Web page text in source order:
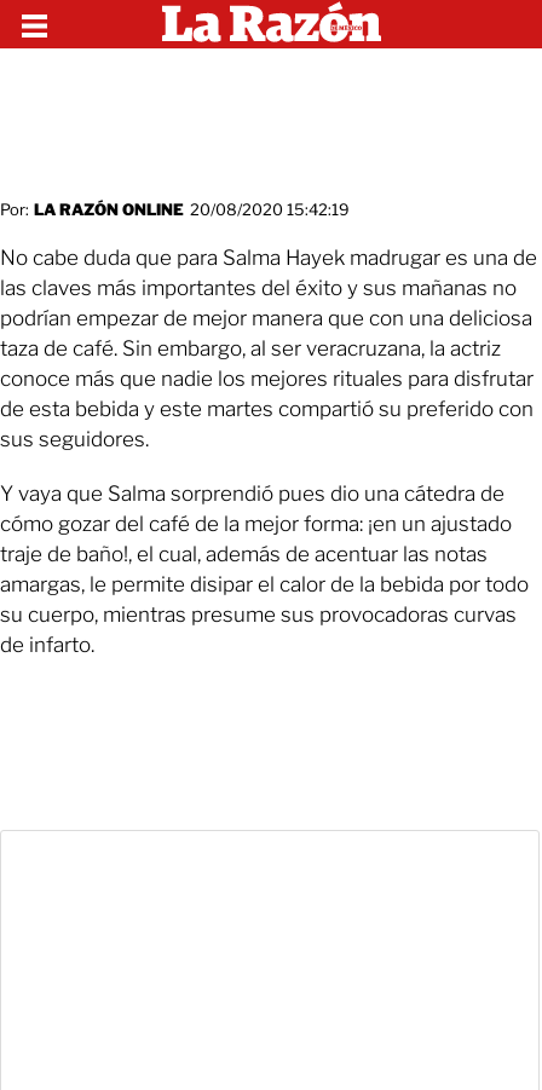
Por: LA RAZÓN ONLINE 20/08/2020 15:42:19
No cabe duda que para Salma Hayek madrugar es una de
las claves más importantes del éxito y sus mañanas no
podrían empezar de mejor manera que con una deliciosa
taza de café. Sin embargo, al ser veracruzana, la actriz
conoce más que nadie los mejores rituales para disfrutar
de esta bebida y este martes compartió su preferido con
sus seguidores.
Y vaya que Salma sorprendió pues dio una cátedra de
cómo gozar del café de la mejor forma: ¡en un ajustado
traje de baño!, el cual, además de acentuar las notas
amargas, le permite disipar el calor de la bebida por todo
su cuerpo, mientras presume sus provocadoras curvas
de infarto.